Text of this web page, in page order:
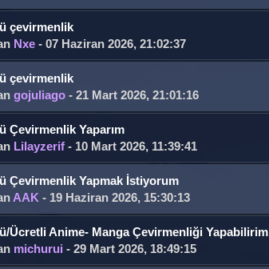
çevirmenlik
Nxe - 07 Haziran 2026, 21:02:37
çevirmenlik
gojuliago - 21 Mart 2026, 21:01:16
Çevirmenlik Yaparım
Lilayzerif - 10 Mart 2026, 11:39:41
Çevirmenlik Yapmak İstiyorum
AAK - 19 Haziran 2026, 15:30:13
Ücretli Anime- Manga Çevirmenliği Yapabilirim
michurui - 29 Mart 2026, 18:49:15